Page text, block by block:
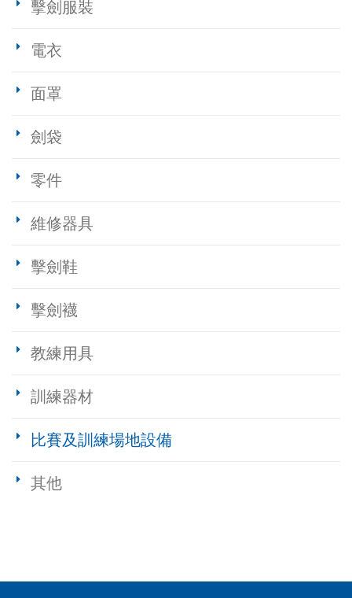
擊劍服裝
電衣
面罩
劍袋
零件
維修器具
擊劍鞋
擊劍襪
教練用具
訓練器材
比賽及訓練場地設備
其他